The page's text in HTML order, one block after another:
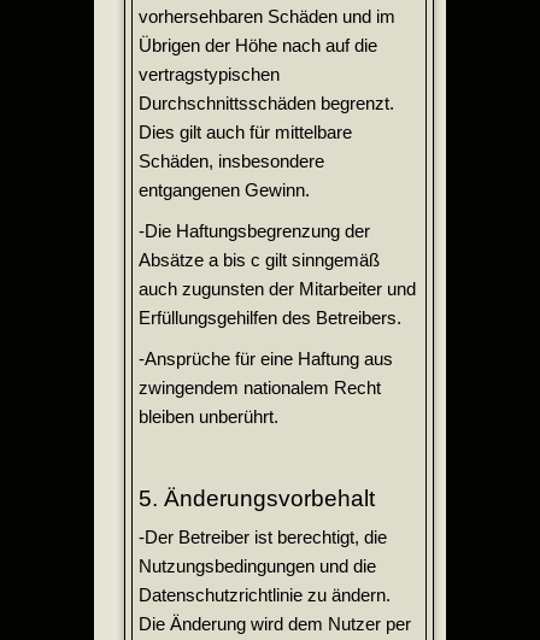
vorhersehbaren Schäden und im
Übrigen der Höhe nach auf die
vertragstypischen
Durchschnittsschäden begrenzt.
Dies gilt auch für mittelbare
Schäden, insbesondere
entgangenen Gewinn.
-Die Haftungsbegrenzung der
Absätze a bis c gilt sinngemäß
auch zugunsten der Mitarbeiter und
Erfüllungsgehilfen des Betreibers.
-Ansprüche für eine Haftung aus
zwingendem nationalem Recht
bleiben unberührt.
5. Änderungsvorbehalt
-Der Betreiber ist berechtigt, die
Nutzungsbedingungen und die
Datenschutzrichtlinie zu ändern.
Die Änderung wird dem Nutzer per